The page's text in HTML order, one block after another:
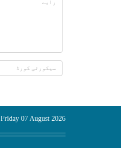
Friday 07 August 2026